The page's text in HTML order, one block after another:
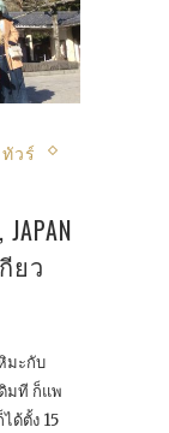
วร์
ยว
มะกับ
มที ก็แพ
ด้ตั้ง 15